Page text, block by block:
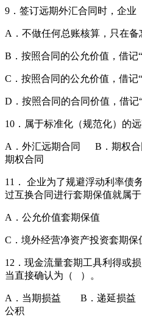
9．签订远期外汇合同时，企业
A．不做任何总账核算，只在
B．按照合同的公允价值，借
C．按照合同的公允价值，借记
D．按照合同的合同价值，借
10．属于标准化（规范化）的
A．外汇远期合同 B．期权
期权合同
11． 企业为了规避浮动利率债
过互换合同进行套期保值就属
A．公允价值套期保值
C．境外经营净资产投资套
12．现金流量套期工具利得或
当直接确认为（ ）。
A．当期损益 B．递延损
公积